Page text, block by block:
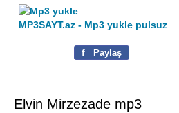
MP3SAYT.az - Mp3 yukle pulsuz
f Paylaş
Elvin Mirzezade mp3